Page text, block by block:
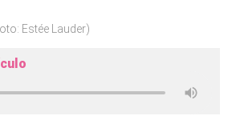
Estée Lauder)